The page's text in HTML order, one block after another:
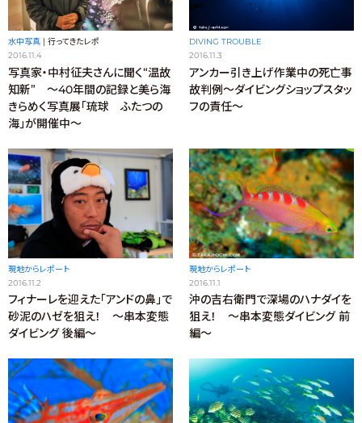
水中写真
行ってきたレポ
2016.11.4
写真家・中村征夫さんに聞く“温故
知新” ～40年間の記録と美ら海
きらめく写真展「琉球 ふたつの
海」が開催中～
DIVING TROUBLE
2016.11.3
アンカー引き上げ作業中の死亡事
故判例～ダイビングショップスタッ
フの責任～
現地からレポート
2016.11.2
フィナーレを迎えた「アンドの鼻」で
砂泥のハゼを狙え！ ～串本変態
ダイビング 後編～
現地からレポート
2016.11.1
沖の吉右衛門で深場のハナダイを
狙え！ ～串本変態ダイビング 前
編～